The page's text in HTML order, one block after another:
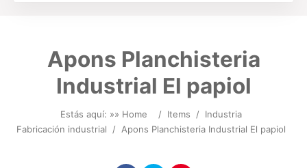
Apons Planchisteria
Industrial El papiol
Estás aquí: »» Home / Items / Industria
Fabricación industrial
/ Apons Planchisteria Industrial El papiol